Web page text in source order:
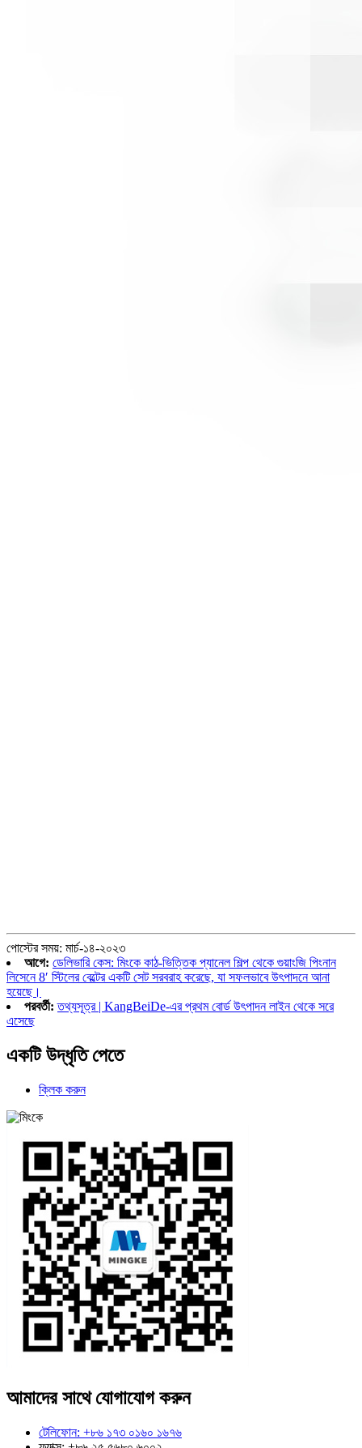
পোস্টের সময়: মার্চ-১৪-২০২৩
আগে: ডেলিভারি কেস: মিংকে কাঠ-ভিত্তিক প্যানেল শিল্প থেকে গুয়াংজি পিংনান
লিসেনে 8′ স্টিলের বেল্টের একটি সেট সরবরাহ করেছে, যা সফলভাবে উৎপাদনে আনা
হয়েছে।
পরবর্তী: তথ্যসূত্র | KangBeiDe-এর প্রথম বোর্ড উৎপাদন লাইন থেকে সরে
এসেছে
একটি উদ্ধৃতি পেতে
ক্লিক করুন
আমাদের সাথে যোগাযোগ করুন
টেলিফোন: +৮৬ ১৭৩ ০১৬০ ১৬৭৬